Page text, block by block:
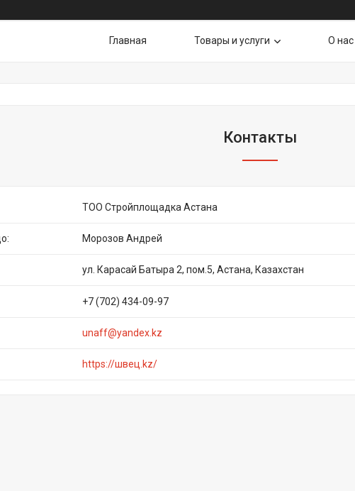
Главная Товары и услуги О нас
Контакты
ТОО Стройплощадка Астана
Морозов Андрей
ул. Карасай Батыра 2, пом.5, Астана, Казахстан
+7 (702) 434-09-97
unaff@yandex.kz
https://швец.kz/